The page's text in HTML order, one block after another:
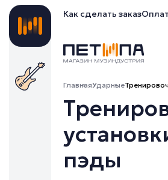
Как сделать заказ
ГлавнаяУдарные
пэды